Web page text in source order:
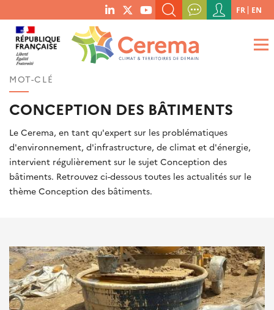
menu
social
links
RECHERCHER UN MOT-CLÉ, UNE PUBLICATION, ETC.
QUE RECHERCHEZ-VOUS ?
Menu
du
compte
de
FR EN
MOT-CLÉ
CONCEPTION DES BÂTIMENTS
Le Cerema, en tant qu'expert sur les problématiques
d'environnement, d'infrastructure, de climat et d'énergie,
intervient régulièrement sur le sujet Conception des
bâtiments. Retrouvez ci-dessous toutes les actualités sur le
thème Conception des bâtiments.